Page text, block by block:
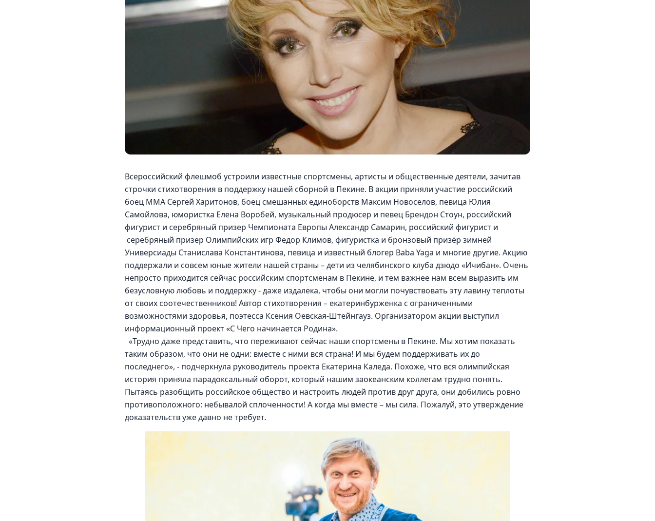
Всероссийский флешмоб устроили известные спортсмены, артисты и общественные деятели, зачитав
строчки стихотворения в поддержку нашей сборной в Пекине. В акции приняли участие российский
боец MMA Сергей Харитонов, боец смешанных единоборств Максим Новоселов, певица Юлия
Самойлова, юмористка Елена Воробей, музыкальный продюсер и певец Брендон Стоун, российский
фигурист и серебряный призер Чемпионата Европы Александр Самарин, российский фигурист и
серебряный призер Олимпийских игр Федор Климов, фигуристка и бронзовый призёр зимней
Универсиады Станислава Константинова, певица и известный блогер Baba Yaga и многие другие. Акцию
поддержали и совсем юные жители нашей страны – дети из челябинского клуба дзюдо «Ичибан». Очень
непросто приходится сейчас российским спортсменам в Пекине, и тем важнее нам всем выразить им
безусловную любовь и поддержку - даже издалека, чтобы они могли почувствовать эту лавину теплоты
от своих соотечественников! Автор стихотворения – екатеринбурженка с ограниченными
возможностями здоровья, поэтесса Ксения Оевская-Штейнгауз. Организатором акции выступил
информационный проект «С Чего начинается Родина».
«Трудно даже представить, что переживают сейчас наши спортсмены в Пекине. Мы хотим показать
таким образом, что они не одни: вместе с ними вся страна! И мы будем поддерживать их до
последнего», - подчеркнула руководитель проекта Екатерина Каледа. Похоже, что вся олимпийская
история приняла парадоксальный оборот, который нашим заокеанским коллегам трудно понять.
Пытаясь разобщить российское общество и настроить людей против друг друга, они добились ровно
противоположного: небывалой сплоченности! А когда мы вместе – мы сила. Пожалуй, это утверждение
доказательств уже давно не требует.